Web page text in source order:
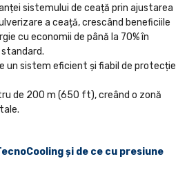
sistemului de ceață prin ajustarea
a ceață, crescând beneficiile
cu economii de până la 70% în
un sistem eficient și fiabil de protecție
de 200 m (650 ft), creând o zonă
și de ce cu presiune